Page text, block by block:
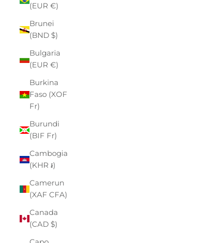
(EUR €)
Brunei
(BND $)
Bulgaria
(EUR €)
Burkina
Faso (XOF
Fr)
Burundi
(BIF Fr)
Cambogia
(KHR ៛)
Camerun
(XAF CFA)
Canada
(CAD $)